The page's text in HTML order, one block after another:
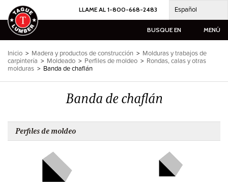
al
contenido
LLAME AL 1-800-668-2483 Español
BUSQUE EN MENÚ
Inicio > Madera y productos de construcción > Molduras y trabajos de
carpintería > Moldeado > Perfiles de moldeo > Rondas, calas y otras
molduras > Banda de chaflán
Banda de chaflán
Perfiles de moldeo